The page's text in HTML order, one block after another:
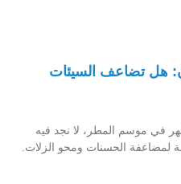
هل تضاعف السيئات
في موسم المطر، لا نجد فيه
لمضاعفة الحسنات ومحو الزلات.